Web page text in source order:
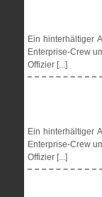
Ein hinterhältiger
Enterprise-Crew
Offizier [...]
Ein hinterhältiger
Enterprise-Crew
Offizier [...]